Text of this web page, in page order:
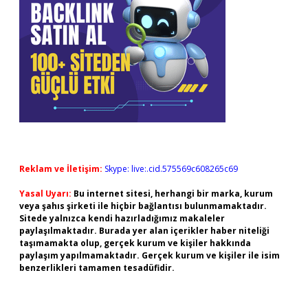
Reklam ve İletişim: Skype: live:.cid.575569c608265c69
Yasal Uyarı: Bu internet sitesi, herhangi bir marka, kurum
veya şahıs şirketi ile hiçbir bağlantısı bulunmamaktadır.
Sitede yalnızca kendi hazırladığımız makaleler
paylaşılmaktadır. Burada yer alan içerikler haber niteliği
taşımamakta olup, gerçek kurum ve kişiler hakkında
paylaşım yapılmamaktadır. Gerçek kurum ve kişiler ile isim
benzerlikleri tamamen tesadüfidir.